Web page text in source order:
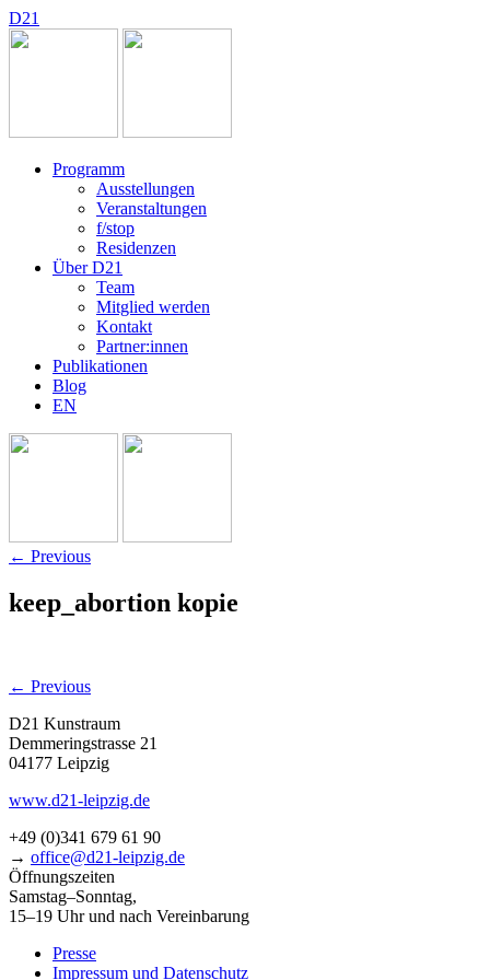
D21
Programm
Ausstellungen
Veranstaltungen
f/stop
Residenzen
Über D21
Team
Mitglied werden
Kontakt
Partner:innen
Publikationen
Blog
EN
← Previous
keep_abortion kopie
← Previous
D21 Kunstraum
Demmeringstrasse 21
04177 Leipzig
www.d21-leipzig.de
+49 (0)341 679 61 90
→ office@d21-leipzig.de
Öffnungszeiten
Samstag–Sonntag,
15–19 Uhr und nach Vereinbarung
Presse
Impressum und Datenschutz